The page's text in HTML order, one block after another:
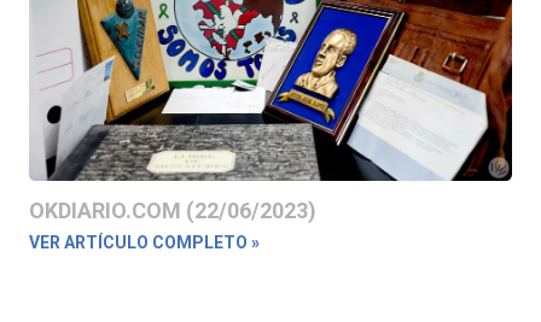
OKDIARIO.COM (22/06/2023)
VER ARTÍCULO COMPLETO »